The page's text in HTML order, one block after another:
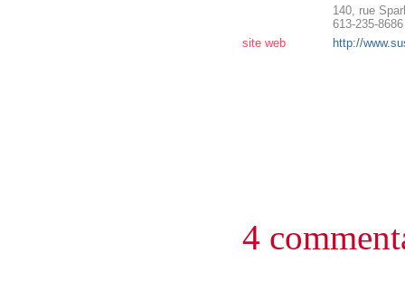
140, rue
613-235-8686
site web
http://
4